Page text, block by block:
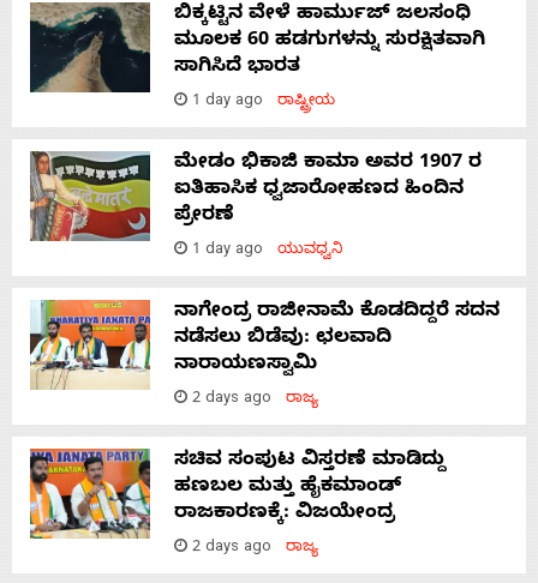
ಬಿಕ್ಕಟ್ಟಿನ ವೇಳೆ ಹಾರ್ಮುಜ್ ಜಲಸಂಧಿ
ಮೂಲಕ 60 ಹಡಗುಗಳನ್ನು ಸುರಕ್ಷಿತವಾಗಿ
ಸಾಗಿಸಿದೆ ಭಾರತ
1 day ago ರಾಷ್ಟ್ರೀಯ
ಮೇಡಂ ಭಿಕಾಜಿ ಕಾಮಾ ಅವರ 1907 ರ
ಐತಿಹಾಸಿಕ ಧ್ವಜಾರೋಹಣದ ಹಿಂದಿನ
ಪ್ರೇರಣೆ
1 day ago ಯುವಧ್ವನಿ
ನಾಗೇಂದ್ರ ರಾಜೀನಾಮೆ ಕೊಡದಿದ್ದರೆ ಸದನ
ನಡೆಸಲು ಬಿಡೆವು: ಛಲವಾದಿ
ನಾರಾಯಣಸ್ವಾಮಿ
2 days ago ರಾಜ್ಯ
ಸಚಿವ ಸಂಪುಟ ವಿಸ್ತರಣೆ ಮಾಡಿದ್ದು
ಹಣಬಲ ಮತ್ತು ಹೈಕಮಾಂಡ್
ರಾಜಕಾರಣಕ್ಕೆ: ವಿಜಯೇಂದ್ರ
2 days ago ರಾಜ್ಯ